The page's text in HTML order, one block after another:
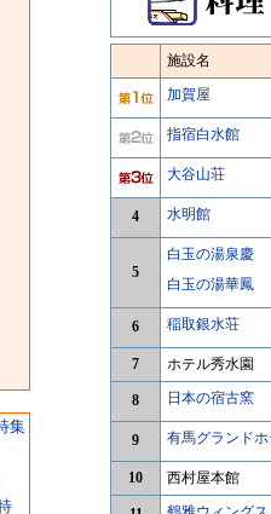
集
施設名
加賀屋
指宿白水館
大谷山荘
4 水明館
5
白玉の湯泉慶
白玉の湯華鳳
6 稲取銀水荘
7 ホテル秀水園
8 日本の宿古窯
9 有馬グランド
10 西村屋本館